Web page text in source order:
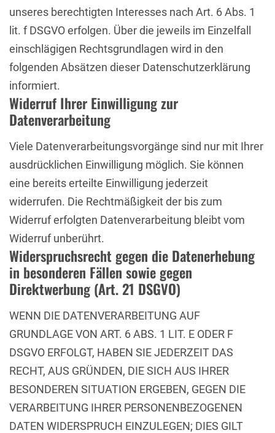
unseres berechtigten Interesses nach Art. 6 Abs. 1
lit. f DSGVO erfolgen. Über die jeweils im Einzelfall
einschlägigen Rechtsgrundlagen wird in den
folgenden Absätzen dieser Datenschutzerklärung
informiert.
Widerruf Ihrer Einwilligung zur
Datenverarbeitung
Viele Datenverarbeitungsvorgänge sind nur mit Ihrer
ausdrücklichen Einwilligung möglich. Sie können
eine bereits erteilte Einwilligung jederzeit
widerrufen. Die Rechtmäßigkeit der bis zum
Widerruf erfolgten Datenverarbeitung bleibt vom
Widerruf unberührt.
Widerspruchsrecht gegen die Datenerhebung
in besonderen Fällen sowie gegen
Direktwerbung (Art. 21 DSGVO)
WENN DIE DATENVERARBEITUNG AUF
GRUNDLAGE VON ART. 6 ABS. 1 LIT. E ODER F
DSGVO ERFOLGT, HABEN SIE JEDERZEIT DAS
RECHT, AUS GRÜNDEN, DIE SICH AUS IHRER
BESONDEREN SITUATION ERGEBEN, GEGEN DIE
VERARBEITUNG IHRER PERSONENBEZOGENEN
DATEN WIDERSPRUCH EINZULEGEN; DIES GILT